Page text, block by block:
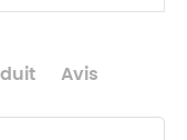
Avis